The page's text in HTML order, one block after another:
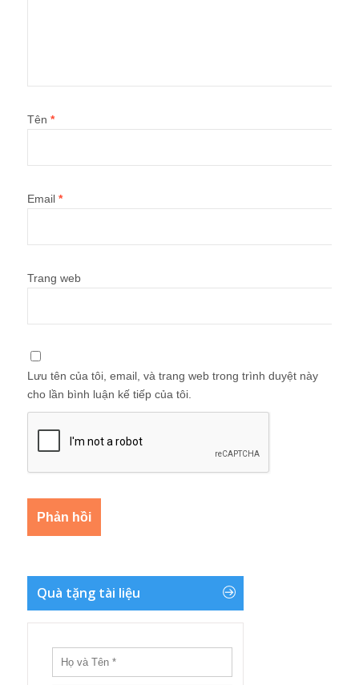
Tên *
Email *
Trang web
Lưu tên của tôi, email, và trang web trong trình duyệt này
cho lần bình luận kế tiếp của tôi.
Quà tặng tài liệu